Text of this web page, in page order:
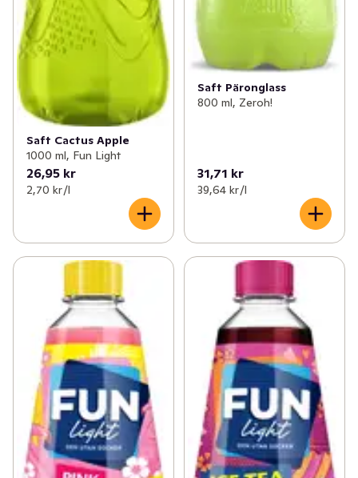
Saft Cactus Apple
1000 ml, Fun Light
26,95 kr
2,70 kr /l
Saft Päronglass
800 ml, Zeroh!
31,71 kr
39,64 kr /l